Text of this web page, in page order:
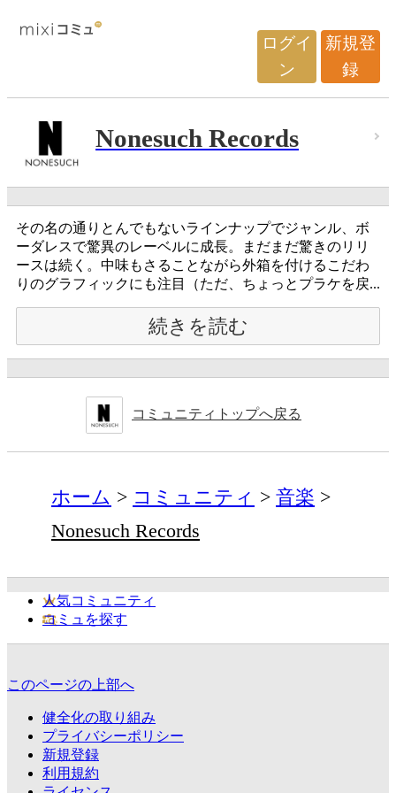
ログイ
ン
新規登
録
Nonesuch Records
その名の通りとんでもないラインナップでジャンル、ボ
ーダレスで驚異のレーベルに成長。まだまだ驚きのリリ
ースは続く。中味もさることながら外箱を付けるこだわ
りのグラフィックにも注目（ただ、ちょっとプラケを戻...
続きを読む
コミュニティトップへ戻る
ホーム コミュニティ
音楽
Nonesuch Records
人気コミュニティ
コミュを探す
このページの上部へ
健全化の取り組み
プライバシーポリシー
新規登録
利用規約